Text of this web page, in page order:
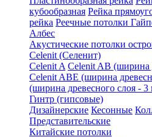
кубообразная Рейка
рейка Реечные потолки
Албес
Акустические потолки
Celenit (Селенит)
Celenit A Celenit AB (ширина
Celenit ABE (ширина
(ширина древесного слоя -
Гинтр (гипсовые)
Дизайнерские Кесонные
Представительские
Китайские потолки